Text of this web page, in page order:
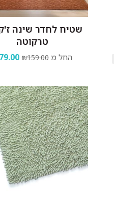
שטיח לחדר שינה
טרקוטה
החל מ ₪159.00